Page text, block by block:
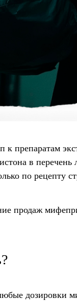
к препаратам
в
по рецепту
продаж
дозировки